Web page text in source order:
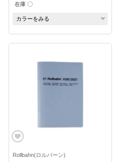
在庫 〇
カラーをみる
Rollbahn(ロルバーン)